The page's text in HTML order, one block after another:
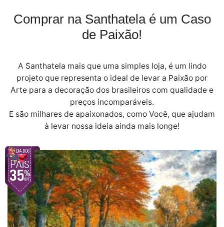
Comprar na Santhatela é um Caso
de Paixão!
A Santhatela mais que uma simples loja, é um lindo
projeto que representa o ideal de levar a Paixão por
Arte para a decoração dos brasileiros com qualidade e
preços incomparáveis.
E são milhares de apaixonados, como Você, que ajudam
à levar nossa ideia ainda mais longe!